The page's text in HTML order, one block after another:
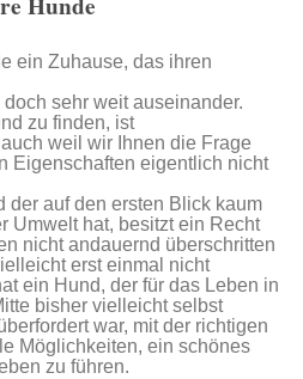
ein Zuhause, das ihren
sehr weit auseinander.
zu finden, ist
weil wir Ihnen die Frage
Eigenschaften eigentlich nicht
der auf den ersten Blick kaum
Umwelt hat, besitzt ein Recht
nicht andauernd überschritten
erst einmal nicht
ein Hund, der für das Leben in
bisher vielleicht selbst
war, mit der richtigen
Möglichkeiten, ein schönes
zu führen.